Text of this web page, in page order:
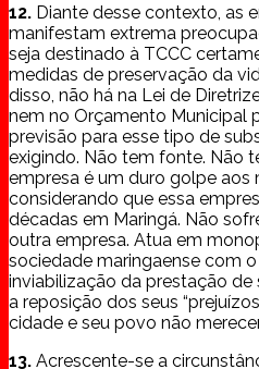
12. Diante desse contexto, as
manifestam extrema
seja destinado à TCCC
medidas de preservação da
disso, não há na Lei de
nem no Orçamento Municipal
previsão para esse tipo de
exigindo. Não tem fonte. Não
empresa é um duro golpe aos
considerando que essa
décadas em Maringá. Não
outra empresa. Atua em
sociedade maringaense com
inviabilização da prestação
a reposição dos seus
cidade e seu povo não
13. Acrescente-se a